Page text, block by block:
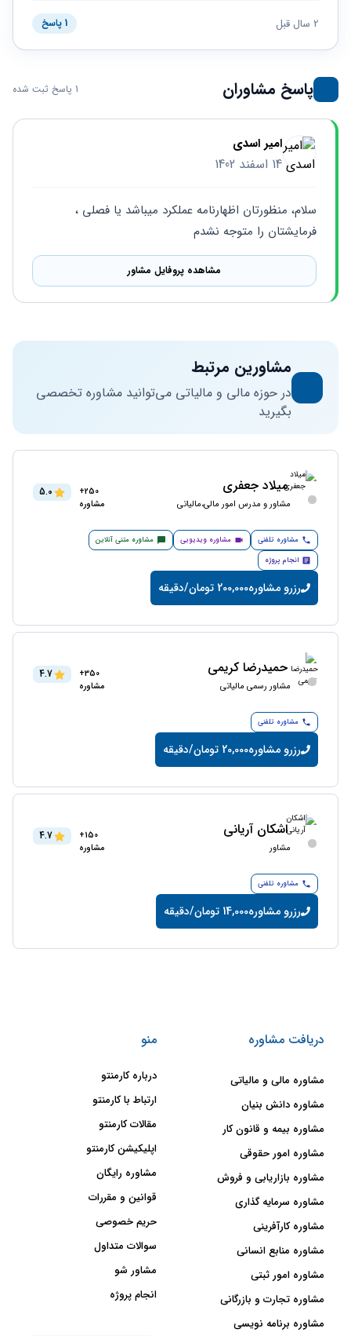
طلاق
حقوقی
خانواده
حقوقی
کسب
و کار
سئو و
سایت
شرکت2 سال قبل 1 پاسخ
پاسخ مشاوران 1 پاسخ ثبت شده
امیر اسدی
14 اسفند 1402
فرمایشتان را متوجه نشدم
مشاهده پروفایل مشاور
مشاورین مرتبط
در حوزه مالی و مالیاتی می‌توانید مشاوره تخصصی
بگیرید
میلاد جعفری
مشاور و مدرس امور مالی،مالیاتی
250+
مشاوره
5.0
مشاوره تلفنی مشاوره ویدیویی
مشاوره متنی آنلاین
انجام پروژه
رزرو مشاوره200,000 تومان/دقیقه
حمیدرضا کریمی
مشاور رسمی مالیاتی
350+
مشاوره
4.7
مشاوره تلفنی
رزرو مشاوره20,000 تومان/دقیقه
اشکان آریانی
مشاور
150+
مشاوره
4.7
مشاوره تلفنی
رزرو مشاوره14,000 تومان/دقیقه
دریافت مشاوره
مشاوره مالی و مالیاتی
مشاوره دانش بنیان
مشاوره بیمه و قانون کار
مشاوره امور حقوقی
مشاوره بازاریابی و فروش
مشاوره سرمایه گذاری
مشاوره کارآفرینی
مشاوره منابع انسانی
مشاوره امور ثبتی
مشاوره تجارت و بازرگانی
مشاوره برنامه نویسی
منو
درباره کارمنتو
ارتباط با کارمنتو
مقالات کارمنتو
اپلیکیشن کارمنتو
مشاوره رایگان
قوانین و مقررات
حریم خصوصی
سوالات متداول
مشاور شو
انجام پروژه